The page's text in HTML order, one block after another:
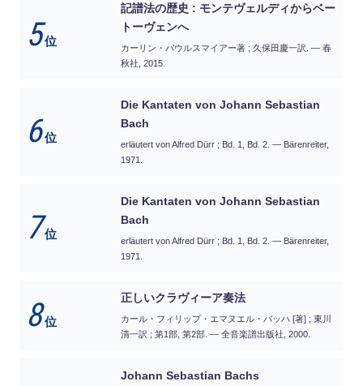
5位
記譜法の歴史 : モンテヴェルディからベー
トーヴェンへ
カーリン・パウルスマイアー著 ; 久保田慶一訳. — 春
秋社, 2015.
6位
Die Kantaten von Johann Sebastian
Bach
erläutert von Alfred Dürr ; Bd. 1, Bd. 2. — Bärenreiter,
1971.
7位
Die Kantaten von Johann Sebastian
Bach
erläutert von Alfred Dürr ; Bd. 1, Bd. 2. — Bärenreiter,
1971.
8位
正しいクラヴィーア奏法
カール・フィリップ・エマヌエル・バッハ [著] ; 東川
清一訳 ; 第1部, 第2部. — 全音楽譜出版社, 2000.
Johann Sebastian Bachs